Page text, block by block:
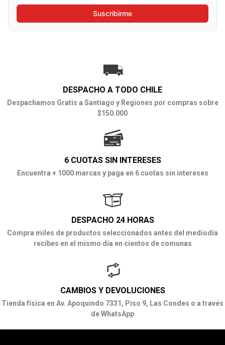
Suscribirme
DESPACHO A TODO CHILE
Despachamos Gratis a Santiago y Regiones por compras sobre
$150.000
6 CUOTAS SIN INTERESES
Encuentra + 1000 marcas y paga en 6 cuotas sin intereses
DESPACHO 24 HORAS
Compra miles de productos seleccionados antes del mediodía
recibes en el mismo día en cientos de comunas
CAMBIOS Y DEVOLUCIONES
Tienda física en Av. Apoquindo 7331, Piso 9, Las Condes o a través
de WhatsApp